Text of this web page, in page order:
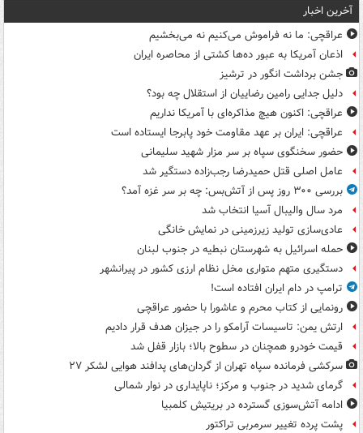
آخرین اخبار
عراقچی: ما نه فراموش می‌کنیم نه می‌بخشیم
اذعان آمریکا به عبور ده‌ها کشتی از محاصره ایران
جشن برداشت انگور در ترشیز
دلیل جدایی رامین رضاییان از استقلال چه بود؟
عراقچی: اکنون هیچ مذاکره‌ای با آمریکا نداریم
عراقچی: ایران بر عهد مقاومت خود پابرجا ایستاده است
حضور سخنگوی سپاه بر سر مزار شهید سلیمانی
عامل اصلی قتل حمیدرضا رجب‌زاده دستگیر شد
بررسی ۳۰۰ روز پس از آتش‌بس: چه بر سر غزه آمد؟
مرد سال والیبال آسیا انتخاب شد
عادی‌سازی تولید زیرزمینی در نمایش خانگی
حمله اسرائیل به شهرستان نبطیه در جنوب لبنان
دستگیری متهم متواری مخل نظام ارزی کشور در پیرانشهر
ترامپ در دام ایران افتاده است!
رونمایی از کتاب محرم و عاشورا با حضور عراقچی
ارتش یمن: تاسیسات آرامکو را در جیزان هدف قرار دادیم
قیمت خودرو همچنان در سطوح بالا؛ بازار قفل شد
سرکشی فرمانده سپاه تهران از گردان‌های پدافند هوایی لشکر ۲۷
گرمای شدید در جنوب و مرکز؛ ناپایداری در نوار شمالی
ادامه آتش‌سوزی گسترده در بریتیش کلمبیا
پشت پرده تغییر سرمربی تراکتور